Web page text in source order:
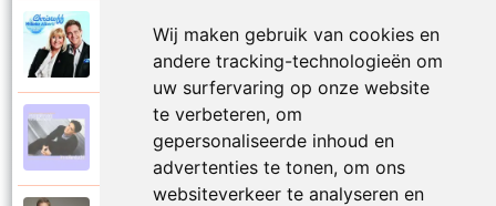
Wij maken gebruik van cookies en
andere tracking-technologieën om
uw surfervaring op onze website
te verbeteren, om
gepersonaliseerde inhoud en
advertenties te tonen, om ons
websiteverkeer te analyseren en
Christoff en Willeke Alberti
Niemand laat zijn eigen kind alleen
Christoff
Niets is voor niets